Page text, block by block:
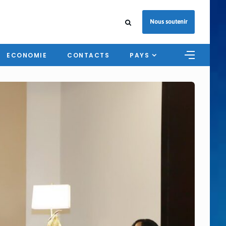
Nous soutenir
ECONOMIE CONTACTS PAYS